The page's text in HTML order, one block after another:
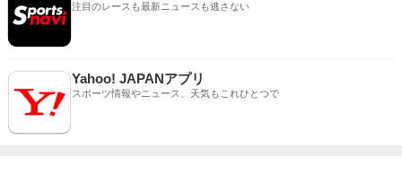
注目のレースも最新ニュースも逃さない
Yahoo! JAPANアプリ
スポーツ情報やニュース、天気もこれひとつで